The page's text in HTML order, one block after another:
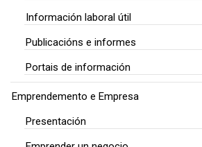
Información laboral útil
Publicacións e informes
Portais de información
Emprendemento e Empresa
Presentación